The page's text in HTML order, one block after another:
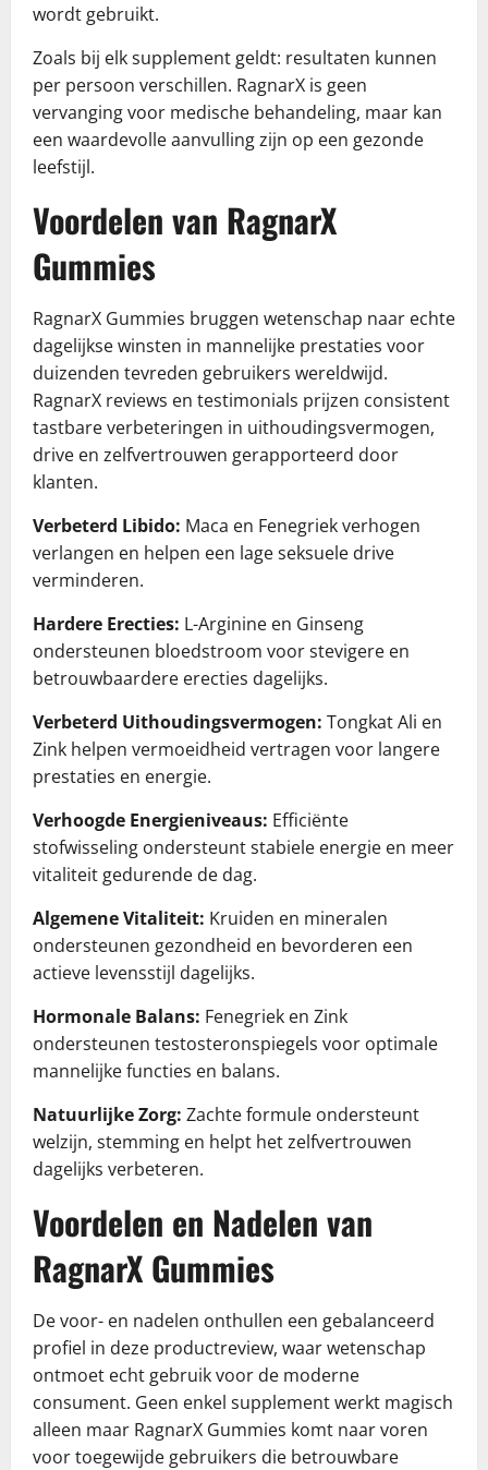
wordt gebruikt.
Zoals bij elk supplement geldt: resultaten kunnen
per persoon verschillen. RagnarX is geen
vervanging voor medische behandeling, maar kan
een waardevolle aanvulling zijn op een gezonde
leefstijl.
Voordelen van RagnarX
Gummies
RagnarX Gummies bruggen wetenschap naar echte
dagelijkse winsten in mannelijke prestaties voor
duizenden tevreden gebruikers wereldwijd.
RagnarX reviews en testimonials prijzen consistent
tastbare verbeteringen in uithoudingsvermogen,
drive en zelfvertrouwen gerapporteerd door
klanten.
Verbeterd Libido: Maca en Fenegriek verhogen
verlangen en helpen een lage seksuele drive
verminderen.
Hardere Erecties: L-Arginine en Ginseng
ondersteunen bloedstroom voor stevigere en
betrouwbaardere erecties dagelijks.
Verbeterd Uithoudingsvermogen: Tongkat Ali en
Zink helpen vermoeidheid vertragen voor langere
prestaties en energie.
Verhoogde Energieniveaus: Efficiënte
stofwisseling ondersteunt stabiele energie en meer
vitaliteit gedurende de dag.
Algemene Vitaliteit: Kruiden en mineralen
ondersteunen gezondheid en bevorderen een
actieve levensstijl dagelijks.
Hormonale Balans: Fenegriek en Zink
ondersteunen testosteronspiegels voor optimale
mannelijke functies en balans.
Natuurlijke Zorg: Zachte formule ondersteunt
welzijn, stemming en helpt het zelfvertrouwen
dagelijks verbeteren.
Voordelen en Nadelen van
RagnarX Gummies
De voor- en nadelen onthullen een gebalanceerd
profiel in deze productreview, waar wetenschap
ontmoet echt gebruik voor de moderne
consument. Geen enkel supplement werkt magisch
alleen maar RagnarX Gummies komt naar voren
voor toegewijde gebruikers die betrouwbare